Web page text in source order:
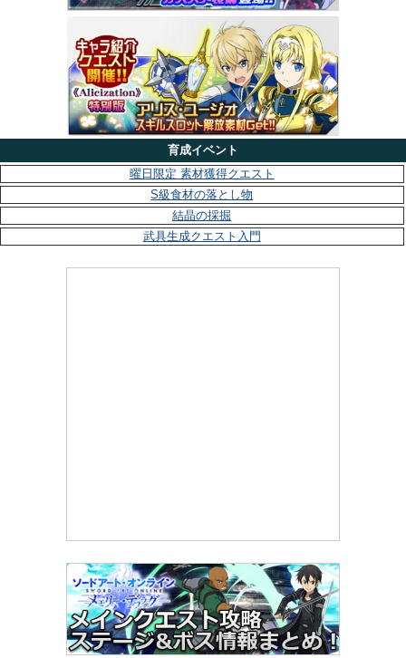
育成イベント
曜日限定 素材獲得クエスト
S級食材の落とし物
結晶の採掘
武具生成クエスト入門